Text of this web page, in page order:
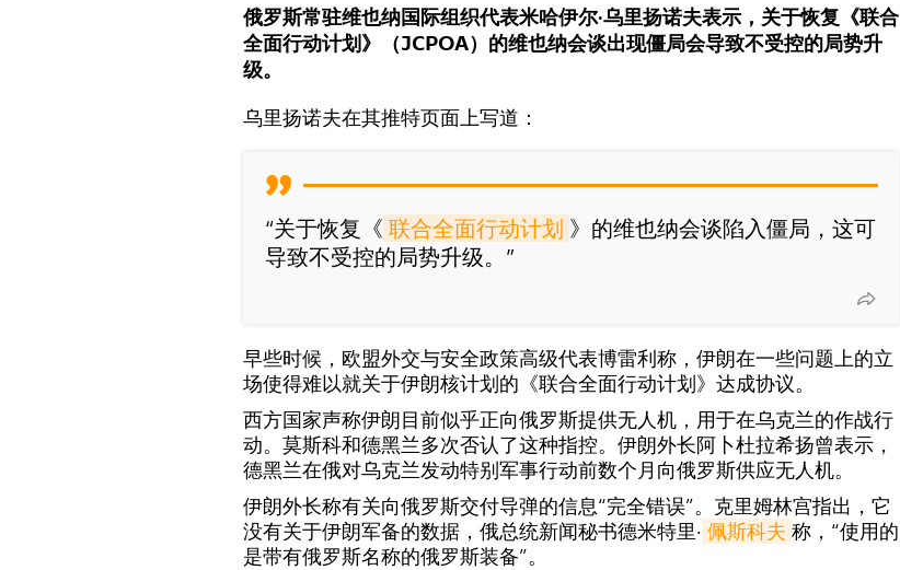
俄罗斯常驻维也纳国际组织代表米哈伊尔·乌里扬诺夫表示，关于恢复《联合
全面行动计划》（JCPOA）的维也纳会谈出现僵局会导致不受控的局势升
级。
乌里扬诺夫在其推特页面上写道：
“关于恢复《 联合全面行动计划 》的维也纳会谈陷入僵局，这可
导致不受控的局势升级。”
早些时候，欧盟外交与安全政策高级代表博雷利称，伊朗在一些问题上的立
场使得难以就关于伊朗核计划的《联合全面行动计划》达成协议。
西方国家声称伊朗目前似乎正向俄罗斯提供无人机，用于在乌克兰的作战行
动。莫斯科和德黑兰多次否认了这种指控。伊朗外长阿卜杜拉希扬曾表示，
德黑兰在俄对乌克兰发动特别军事行动前数个月向俄罗斯供应无人机。
伊朗外长称有关向俄罗斯交付导弹的信息“完全错误”。克里姆林宫指出，它
没有关于伊朗军备的数据，俄总统新闻秘书德米特里· 佩斯科夫 称，“使用的
是带有俄罗斯名称的俄罗斯装备”。